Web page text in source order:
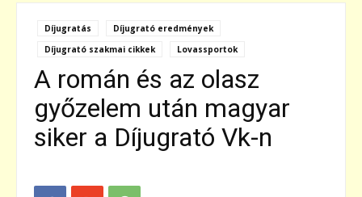
Díjugratás
Díjugrató eredmények
Díjugrató szakmai cikkek
Lovassportok
A román és az olasz
győzelem után magyar
siker a Díjugrató Vk-n